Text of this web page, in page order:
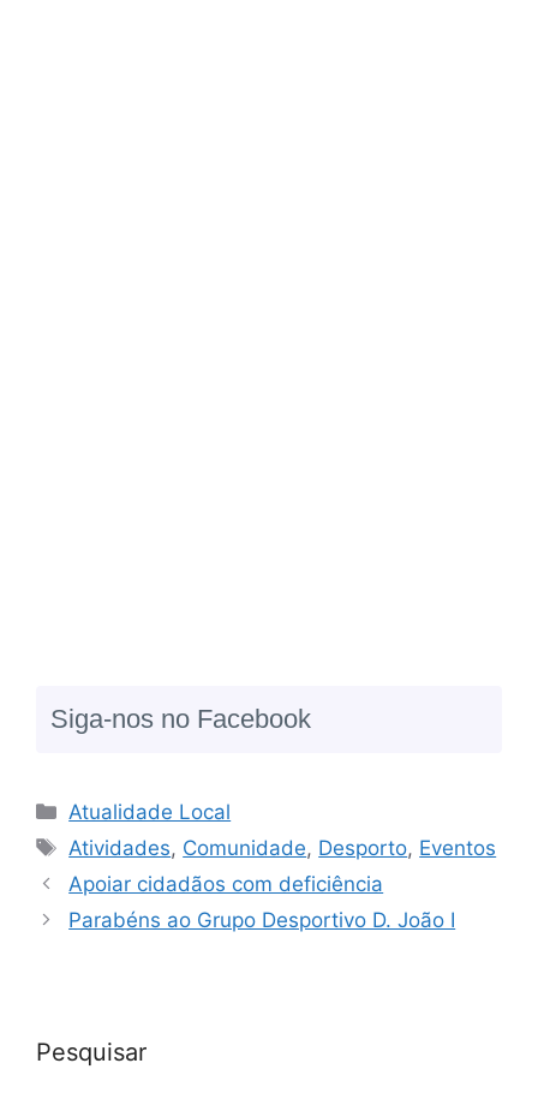
Siga-nos no Facebook
Atualidade Local
Atividades, Comunidade, Desporto, Eventos
Apoiar cidadãos com deficiência
Parabéns ao Grupo Desportivo D. João I
Pesquisar